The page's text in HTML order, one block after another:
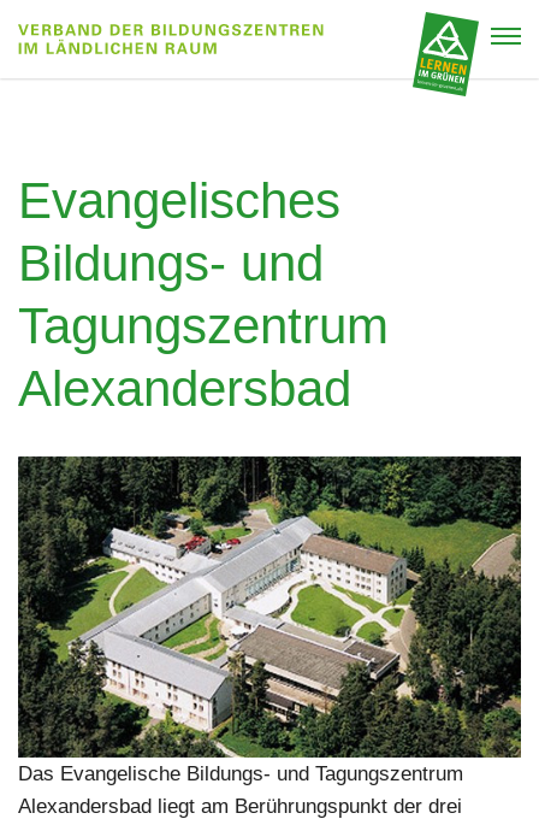
Evangelisches
Bildungs- und
Tagungszentrum
Alexandersbad
Das Evangelische Bildungs- und Tagungszentrum
Alexandersbad liegt am Berührungspunkt der drei